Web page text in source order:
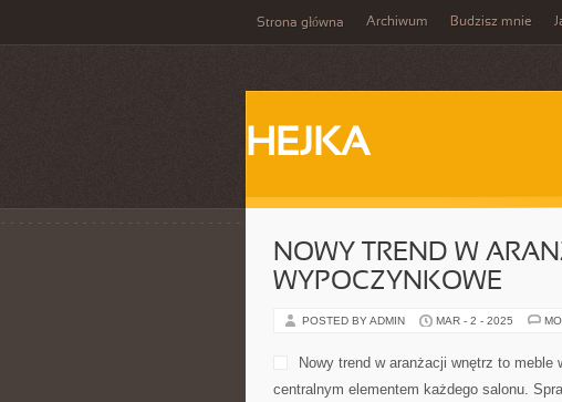
Strona główna Archiwum Budzisz mnie
HEJKA
NOWY TREND W
WYPOCZYNKOWE
POSTED BY ADMIN MAR - 2 - 2025
Nowy trend w aranżacji wnętrz to
centralnym elementem każdego salonu.